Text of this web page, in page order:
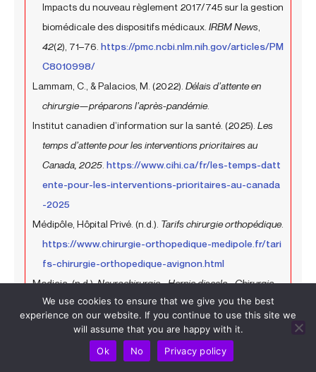
Impacts du nouveau règlement 2017/745 sur la gestion
biomédicale des dispositifs médicaux. IRBM News
42(2), 71–76. https://pmc.ncbi.nlm.nih.gov/articles/PM
C8010998/
Lammam, C., & Palacios, M. (2022). Délais d’attente en
chirurgie—préparons l’après-pandémie.
Institut canadien d’information sur la santé. (2025). Les
temps d’attente pour les interventions prioritaires au
Canada, 2025 https://www.cihi.ca/fr/les-temps-datt
ente-pour-les-interventions-prioritaires-au-canada
-2025
Médipôle, Hôpital Privé. (n.d.). Tarifs chirurgie orthopédique.
https://www.chirurgie-orthopedique-medipole.fr/tari
fs-chirurgie-orthopedique-avignon.html
Medicia. (n.d.).Neurochirurgie - Hernie discale - Chirurgie
privée.https://medicia.ca/
Le Guide Sanitaire et Social. (n.d.).Centre de
convalescence Nouvelle-Aquitaine : 89 établissements....
ttps://www.sanitaire-social.com/annuaire-etablisse
We use cookies to ensure that we give you the best
experience on our website. If you continue to use this site we
will assume that you are happy with it.
Ok
No Privacy policy